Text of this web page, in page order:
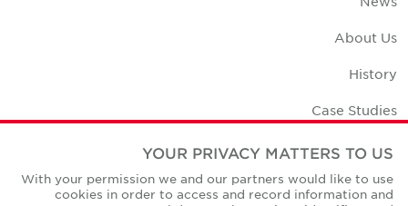
About Us
History
Case Studies
Office Space Calculator
Careers
YOUR PRIVACY MATTERS TO US
With your permission we and our partners would like to use
cookies in order to access and record information and